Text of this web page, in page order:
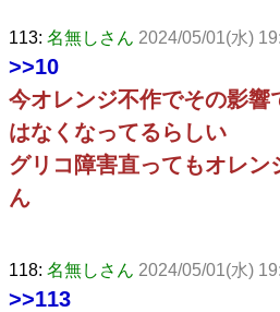
113: 名無しさん 2024/05/01(水)
>>10
今オレンジ不作でその影響
はなくなってるらしい
グリコ障害直ってもオレン
ん
118: 名無しさん 2024/05/01(水)
>>113